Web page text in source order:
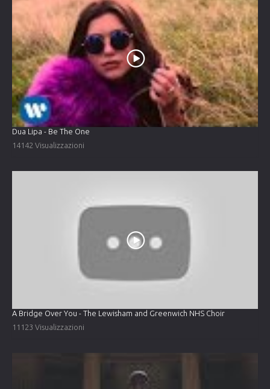
Dua Lipa - Be The One
14142 Visualizzazioni
A Bridge Over You - The Lewisham and Greenwich NHS Choir
11123 Visualizzazioni